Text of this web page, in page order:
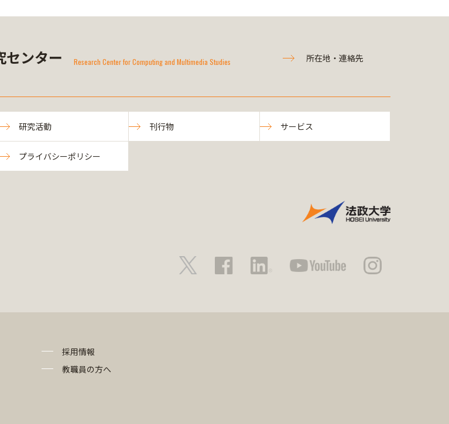
センター Research Center for Computing and Multimedia Studies 所在地・連絡先
研究活動 刊行物 サービス
プライバシーポリシー
採用情報
教職員の方へ